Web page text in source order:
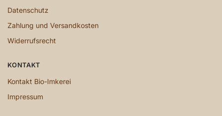
Datenschutz
Zahlung und Versandkosten
Widerrufsrecht
KONTAKT
Kontakt Bio-Imkerei
Impressum